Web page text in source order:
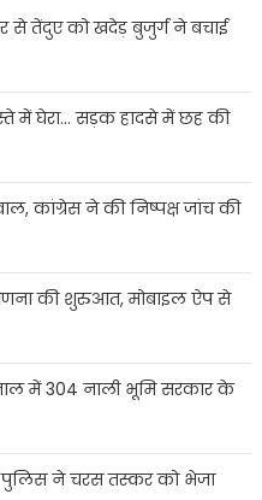
से तेंदुए को खदेड़ बुजुर्ग ने बचाई
में घेरा… सड़क हादसे में छह की
कांग्रेस ने की निष्पक्ष जांच की
की शुरुआत, मोबाइल ऐप से
में 304 नाली भूमि सरकार के
पुलिस ने चरस तस्कर को भेजा